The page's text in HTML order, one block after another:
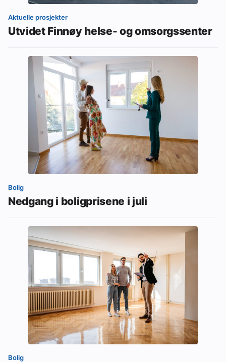
Aktuelle prosjekter
Utvidet Finnøy helse- og omsorgssenter
Bolig
Nedgang i boligprisene i juli
Bolig